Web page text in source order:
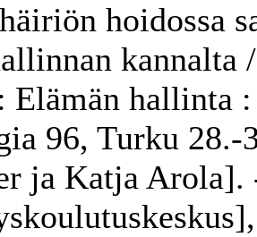
hoidossa
Elämän hallinta
96, Turku
ja Katja